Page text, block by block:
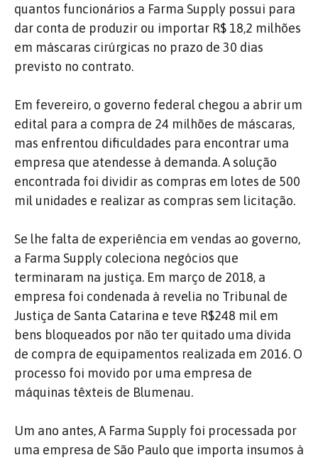
quantos funcionários a Farma Supply possui para
dar conta de produzir ou importar R$ 18,2 milhões
em máscaras cirúrgicas no prazo de 30 dias
previsto no contrato.
Em fevereiro, o governo federal chegou a abrir um
edital para a compra de 24 milhões de máscaras,
mas enfrentou dificuldades para encontrar uma
empresa que atendesse à demanda. A solução
encontrada foi dividir as compras em lotes de 500
mil unidades e realizar as compras sem licitação.
Se lhe falta de experiência em vendas ao governo,
a Farma Supply coleciona negócios que
terminaram na justiça. Em março de 2018, a
empresa foi condenada à revelia no Tribunal de
Justiça de Santa Catarina e teve R$248 mil em
bens bloqueados por não ter quitado uma dívida
de compra de equipamentos realizada em 2016. O
processo foi movido por uma empresa de
máquinas têxteis de Blumenau.
Um ano antes, A Farma Supply foi processada por
uma empresa de São Paulo que importa insumos à